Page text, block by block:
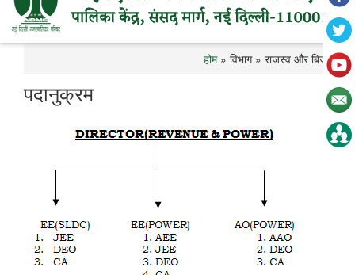
होम» विभाग » राजस्व और बिजली
पदानुक्रम